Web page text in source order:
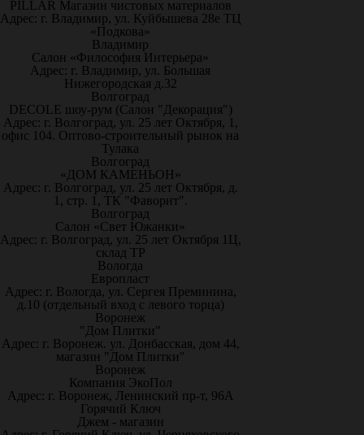
PILLAR Магазин чистовых материалов
Адрес: г. Владимир, ул. Куйбышева 28е ТЦ
«Подкова»
Владимир
Салон «Философия Интерьера»
Адрес: г. Владимир, ул. Большая
Нижегородская д.32
Волгоград
DECOLE шоу-рум (Салон "Декорация")
Адрес: г. Волгоград, ул. 25 лет Октября, 1,
офис 104. Оптово-строительный рынок на
Тулака
Волгоград
«ДОМ КАМЕНЬОН»
Адрес: г. Волгоград, ул. 25 лет Октября, д.
1, стр. 1, ТК "Фаворит".
Волгоград
Салон «Свет Южанки»
Адрес: г. Волгоград, ул. 25 лет Октября 1Ц,
склад ТР
Вологда
Европласт
Адрес: г. Вологда, ул. Сергея Преминина,
д.10 (отдельный вход с левого торца)
Воронеж
"Дом Плитки"
Адрес: г. Воронеж. ул. Донбасская, дом 44,
магазин "Дом Плитки"
Воронеж
Компания ЭкоПол
Адрес: г. Воронеж, Ленинский пр-т, 96А
Горячий Ключ
Джем - магазин